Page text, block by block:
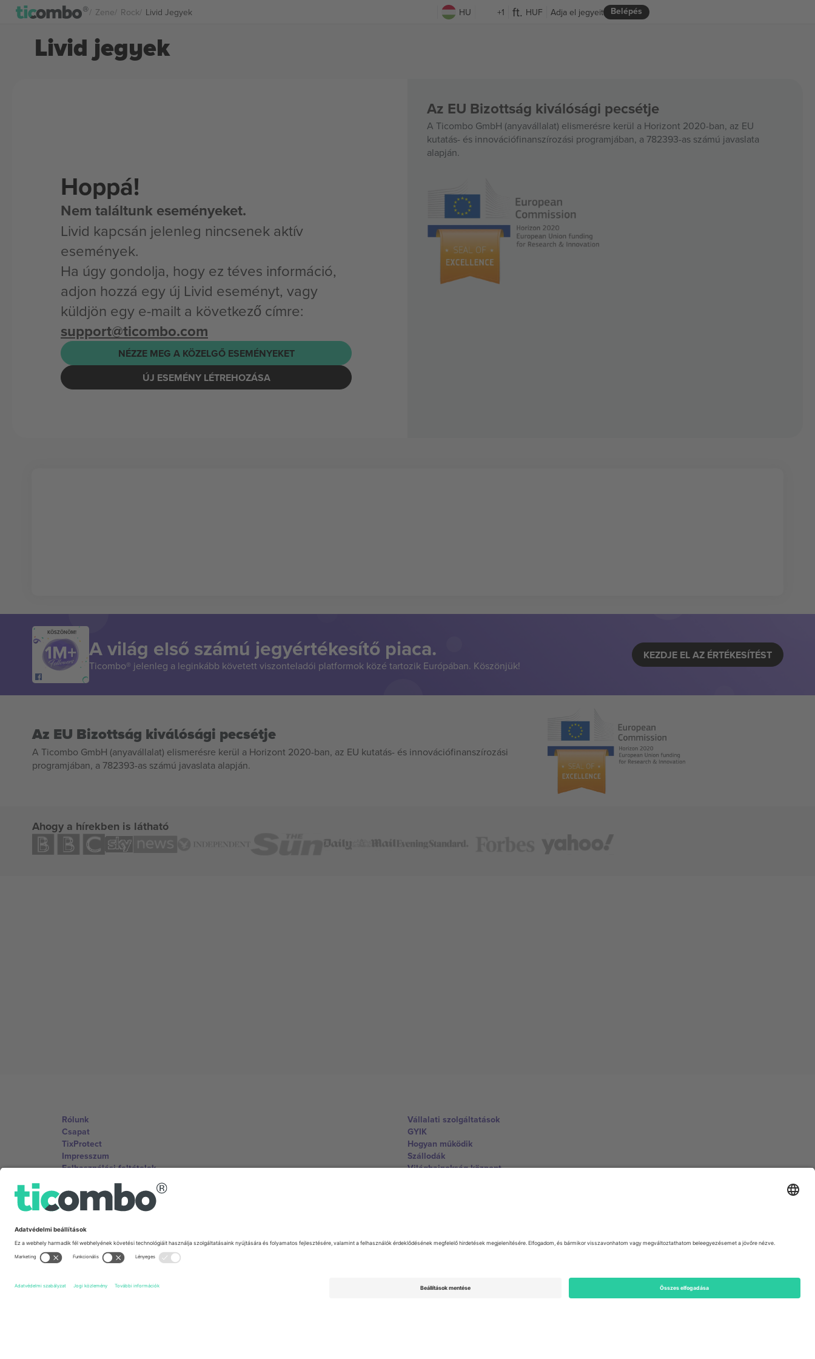
Zene Rock Livid Jegyek HU +1 HUF Belépés
Adja el jegyeit
Livid jegyek
Hoppá!
Nem találtunk eseményeket.
Livid kapcsán jelenleg nincsenek aktív
események.
Ha úgy gondolja, hogy ez téves információ,
adjon hozzá egy új Livid eseményt, vagy
küldjön egy e-mailt a következő címre:
support@ticombo.com
NÉZZE MEG A KÖZELGŐ ESEMÉNYEKET
ÚJ ESEMÉNY LÉTREHOZÁSA
Az EU Bizottság kiválósági pecsétje
A Ticombo GmbH (anyavállalat) elismerésre kerül a Horizont 2020-ban, az EU
kutatás- és innovációfinanszírozási programjában, a 782393-as számú javaslata
alapján.
KÖSZÖNÖM!
A világ első számú jegyértékesítő piaca.
Ticombo® jelenleg a leginkább követett viszonteladói platformok közé tartozik Európában. Köszönjük!
KEZDJE EL AZ ÉRTÉKESÍTÉST
Az EU Bizottság kiválósági pecsétje
A Ticombo GmbH (anyavállalat) elismerésre kerül a Horizont 2020-ban, az EU kutatás- és innovációfinanszírozási
programjában, a 782393-as számú javaslata alapján.
Ahogy a hírekben is látható
Rólunk
Csapat
TixProtect
Impresszum
Felhasználási feltételek
Partnerprogram
Vállalati szolgáltatások
GYIK
Hogyan működik
Szállodák
Világbajnokság központ